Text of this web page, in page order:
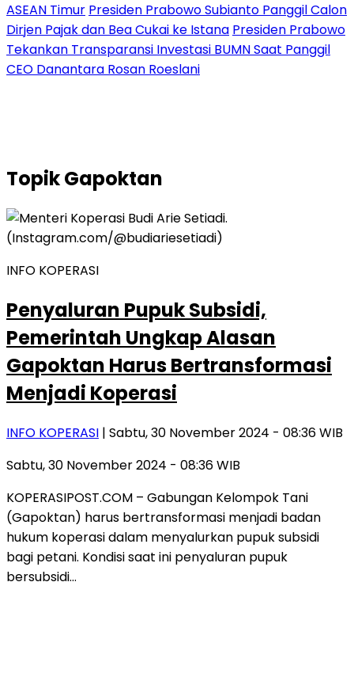
ASEAN Timur Presiden Prabowo Subianto Panggil Calon
Dirjen Pajak dan Bea Cukai ke Istana Presiden Prabowo
Tekankan Transparansi Investasi BUMN Saat Panggil
CEO Danantara Rosan Roeslani
TopikGapoktan
INFO KOPERASI
Penyaluran Pupuk Subsidi,
Pemerintah Ungkap Alasan
Gapoktan Harus Bertransformasi
Menjadi Koperasi
INFO KOPERASI | Sabtu, 30 November 2024 - 08:36 WIB
Sabtu, 30 November 2024 - 08:36 WIB
KOPERASIPOST.COM – Gabungan Kelompok Tani
(Gapoktan) harus bertransformasi menjadi badan
hukum koperasi dalam menyalurkan pupuk subsidi
bagi petani. Kondisi saat ini penyaluran pupuk
bersubsidi…